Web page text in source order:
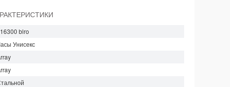
blro
Унисекс